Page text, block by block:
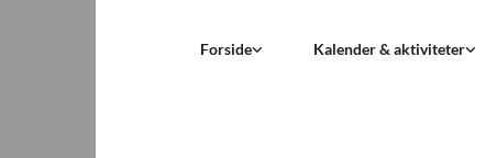
Forside Kalender & aktiviteter